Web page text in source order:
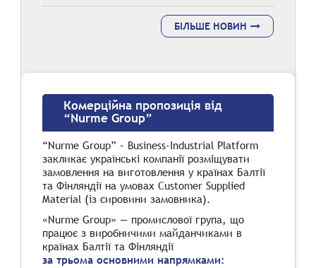
БІЛЬШЕ НОВИН
Комерційна пропозиція від
“Nurme Group”
“Nurme Group” – Business-Industrial Platform
закликає українські компанії розміщувати
замовлення на виготовлення у країнах Балтії
та Фінляндії на умовах Customer Supplied
Material (із сировини замовника).
«Nurme Group» — промислової група, що
працює з виробничими майданчиками в
країнах Балтії та Фінляндії
за трьома основними напрямками: